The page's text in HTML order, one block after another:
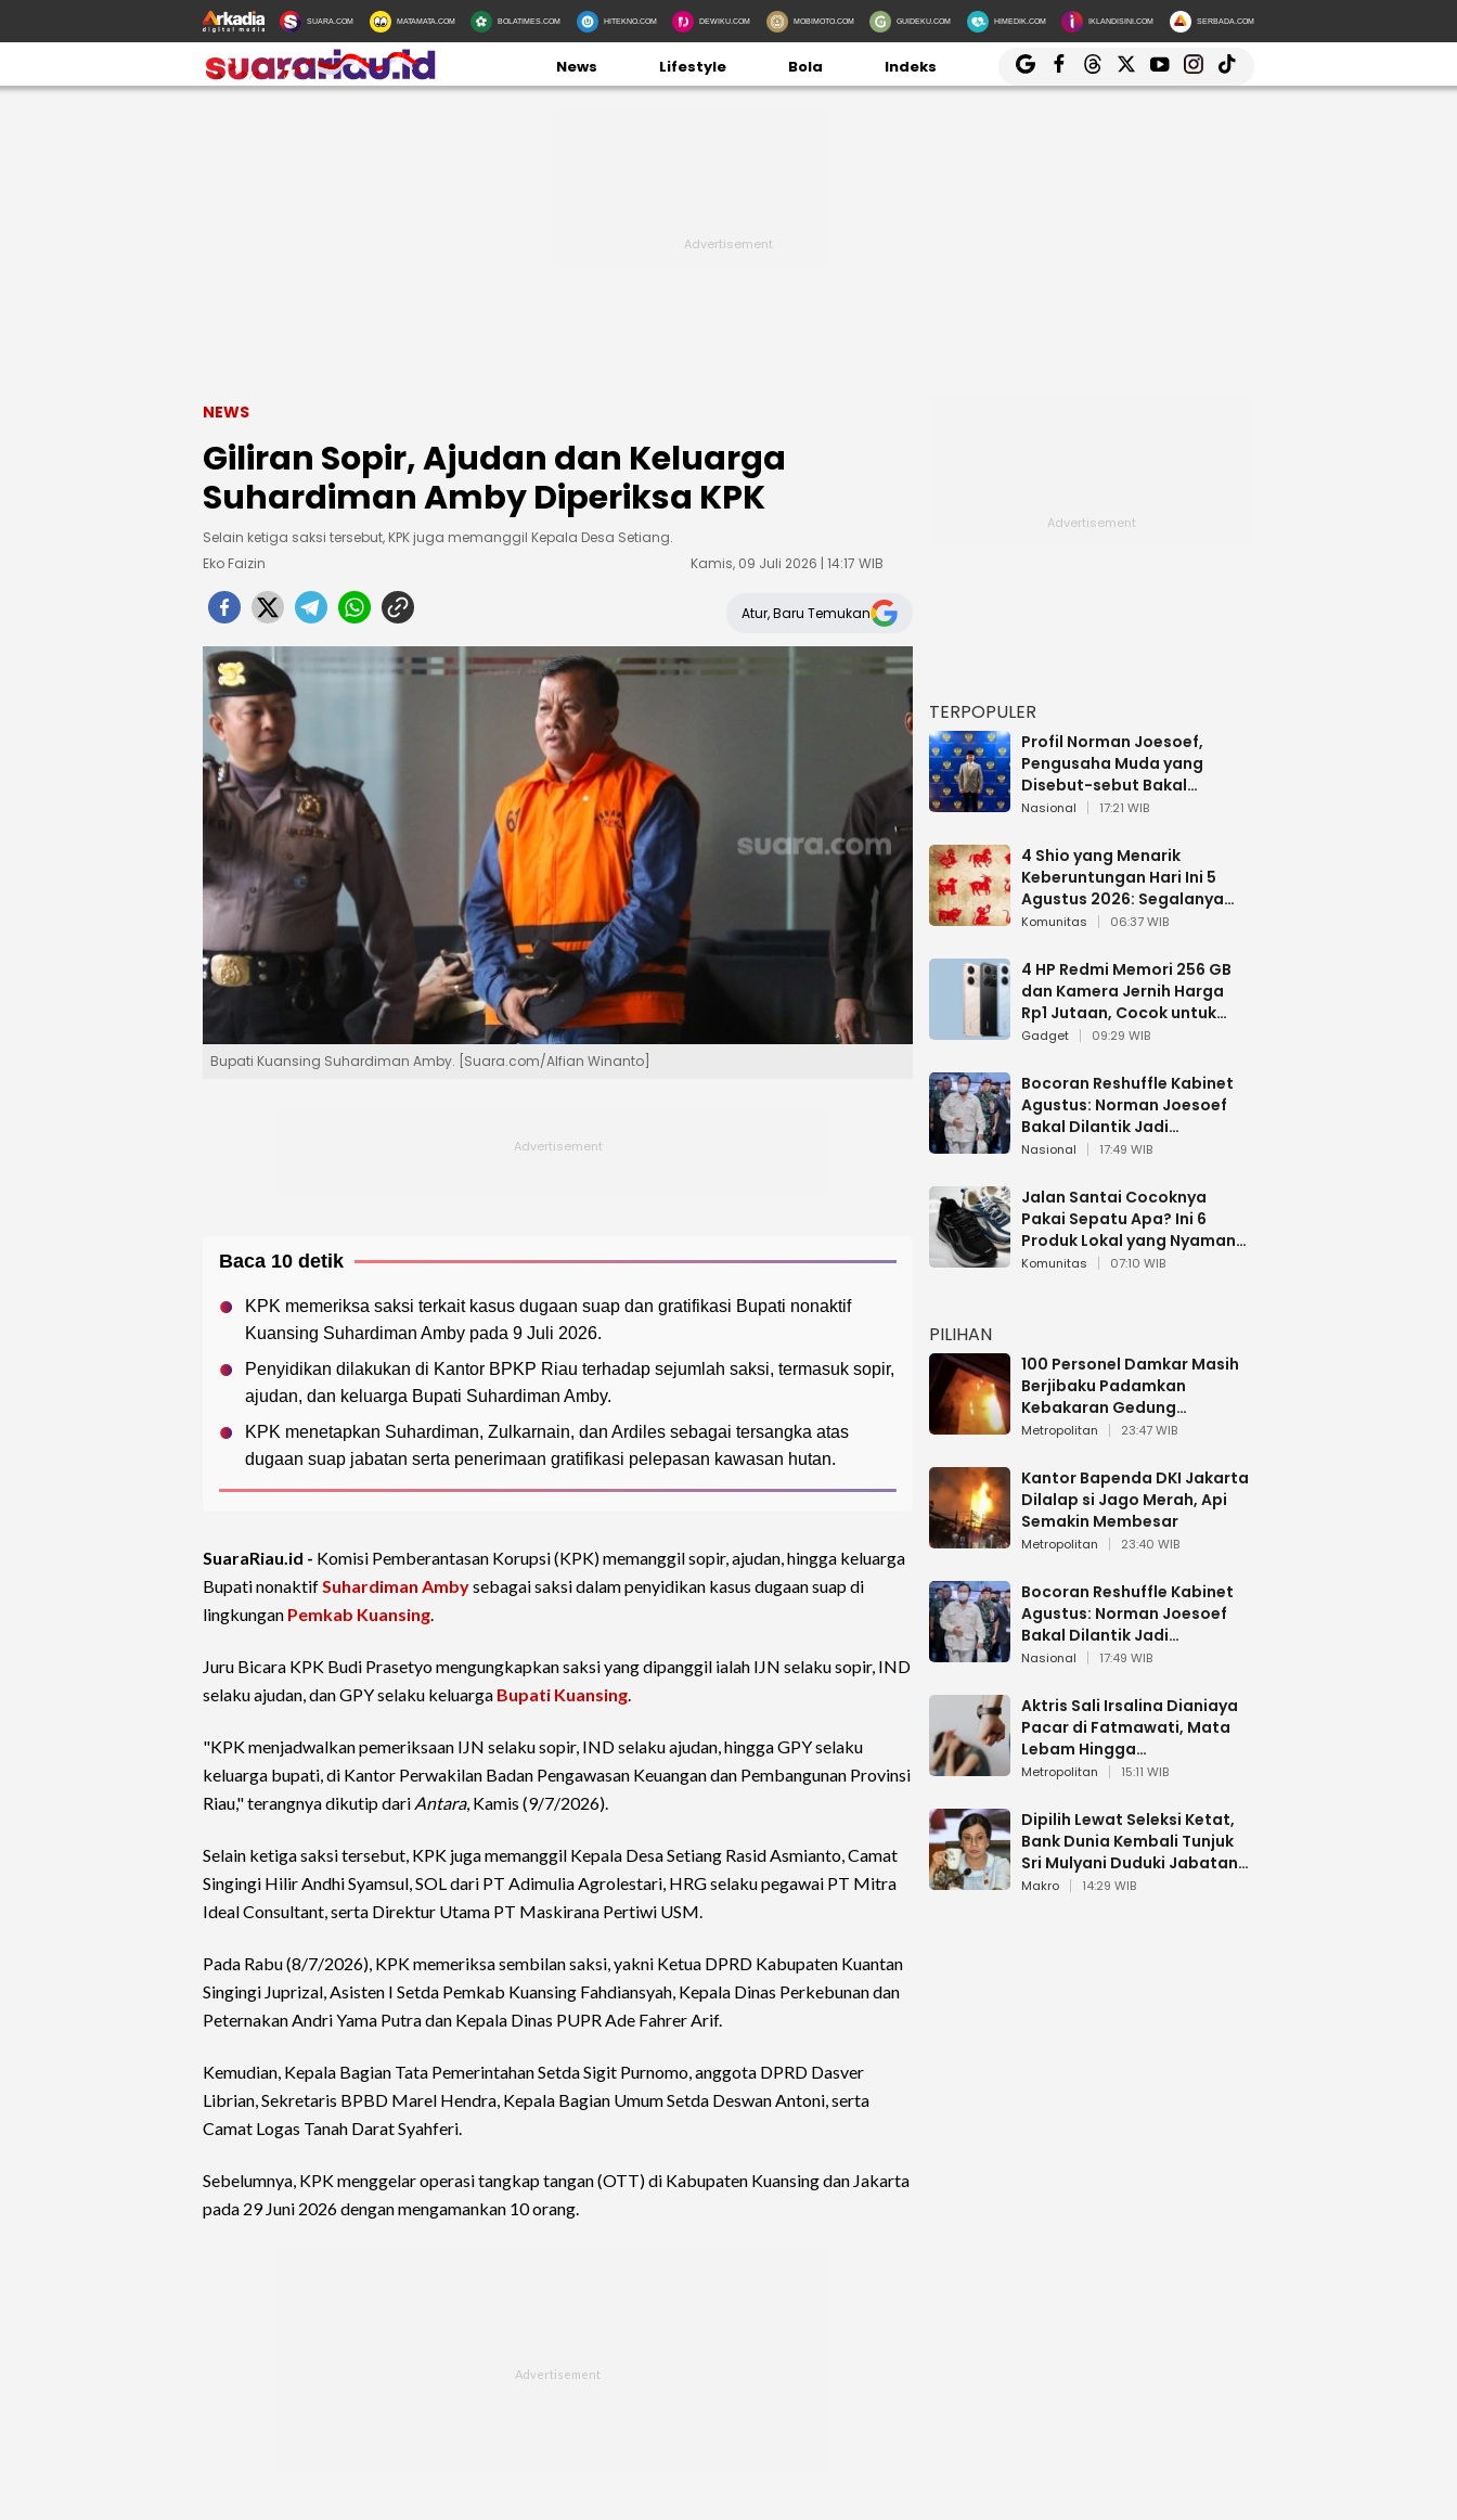
SUARA.COM MATAMATA.COM BOLATIMES.COM HITEKNO.COM DEWIKU.COM MOBIMOTO.COM GUIDEKU.COM HIMEDIK.COM IKLANDISINI.COM SERBADA.COM
News Lifestyle Bola Indeks
NEWS
Giliran Sopir, Ajudan dan Keluarga
Suhardiman Amby Diperiksa KPK
Selain ketiga saksi tersebut, KPK juga memanggil Kepala Desa Setiang.
Eko Faizin
Kamis, 09 Juli 2026 | 14:17 WIB
Atur, Baru Temukan
Bupati Kuansing Suhardiman Amby. [Suara.com/Alfian Winanto]
Baca 10 detik
KPK memeriksa saksi terkait kasus dugaan suap dan gratifikasi Bupati nonaktif
Kuansing Suhardiman Amby pada 9 Juli 2026.
Penyidikan dilakukan di Kantor BPKP Riau terhadap sejumlah saksi, termasuk sopir,
ajudan, dan keluarga Bupati Suhardiman Amby.
KPK menetapkan Suhardiman, Zulkarnain, dan Ardiles sebagai tersangka atas
dugaan suap jabatan serta penerimaan gratifikasi pelepasan kawasan hutan.
SuaraRiau.id - Komisi Pemberantasan Korupsi (KPK) memanggil sopir, ajudan, hingga keluarga
Bupati nonaktifSuhardiman Ambysebagai saksi dalam penyidikan kasus dugaan suap di
lingkungan Pemkab Kuansing.
Juru Bicara KPK Budi Prasetyo mengungkapkan saksi yang dipanggil ialah IJN selaku sopir, IND
selaku ajudan, dan GPY selaku keluarga Bupati Kuansing.
"KPK menjadwalkan pemeriksaan IJN selaku sopir, IND selaku ajudan, hingga GPY selaku
keluarga bupati, di Kantor Perwakilan Badan Pengawasan Keuangan dan Pembangunan Provinsi
Riau," terangnya dikutip dari Antara, Kamis (9/7/2026).
Selain ketiga saksi tersebut, KPK juga memanggil Kepala Desa Setiang Rasid Asmianto, Camat
Singingi Hilir Andhi Syamsul, SOL dari PT Adimulia Agrolestari, HRG selaku pegawai PT Mitra
Ideal Consultant, serta Direktur Utama PT Maskirana Pertiwi USM.
Pada Rabu (8/7/2026), KPK memeriksa sembilan saksi, yakni Ketua DPRD Kabupaten Kuantan
Singingi Juprizal, Asisten I Setda Pemkab Kuansing Fahdiansyah, Kepala Dinas Perkebunan dan
Peternakan Andri Yama Putra dan Kepala Dinas PUPR Ade Fahrer Arif.
Kemudian, Kepala Bagian Tata Pemerintahan Setda Sigit Purnomo, anggota DPRD Dasver
Librian, Sekretaris BPBD Marel Hendra, Kepala Bagian Umum Setda Deswan Antoni, serta
Camat Logas Tanah Darat Syahferi.
Sebelumnya, KPK menggelar operasi tangkap tangan (OTT) di Kabupaten Kuansing dan Jakarta
pada 29 Juni 2026 dengan mengamankan 10 orang.
TERPOPULER
Profil Norman Joesoef,
Pengusaha Muda yang
Disebut-sebut Bakal
Dilantik Jadi Wamenhan RI
Nasional 17:21 WIB
4 Shio yang Menarik
Keberuntungan Hari Ini 5
Agustus 2026: Segalanya
Berjalan Lancar
Komunitas 06:37 WIB
4 HP Redmi Memori 256 GB
dan Kamera Jernih Harga
Rp1 Jutaan, Cocok untuk
Multitasking
Gadget 09:29 WIB
Bocoran Reshuffle Kabinet
Agustus: Norman Joesoef
Bakal Dilantik Jadi
Wamenhan RI
Nasional 17:49 WIB
Jalan Santai Cocoknya
Pakai Sepatu Apa? Ini 6
Produk Lokal yang Nyaman
Buat 17 Agustusan
Komunitas 07:10 WIB
PILIHAN
100 Personel Damkar Masih
Berjibaku Padamkan
Kebakaran Gedung
Bapenda DKI
Metropolitan 23:47 WIB
Kantor Bapenda DKI Jakarta
Dilalap si Jago Merah, Api
Semakin Membesar
Metropolitan 23:40 WIB
Bocoran Reshuffle Kabinet
Agustus: Norman Joesoef
Bakal Dilantik Jadi
Wamenhan RI
Nasional 17:49 WIB
Aktris Sali Irsalina Dianiaya
Pacar di Fatmawati, Mata
Lebam Hingga
Diselamatkan Polantas
Metropolitan 15:11 WIB
Dipilih Lewat Seleksi Ketat,
Bank Dunia Kembali Tunjuk
Sri Mulyani Duduki Jabatan
Strategis
Makro 14:29 WIB